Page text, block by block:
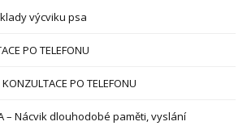
výcviku psa
PO TELEFONU
KONZULTACE PO TELEFONU
– Nácvik dlouhodobé paměti, vyslání